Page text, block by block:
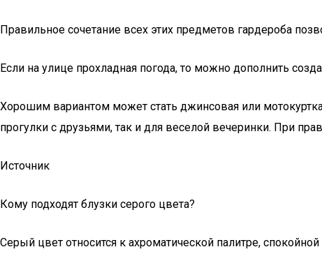
Правильное сочетание всех этих предметов гардероба
Если на улице прохладная погода, то можно дополнить
Хорошим вариантом может стать джинсовая или
прогулки с друзьями, так и для веселой вечеринки. При
Источник
Кому подходят блузки серого цвета?
Серый цвет относится к ахроматической палитре,